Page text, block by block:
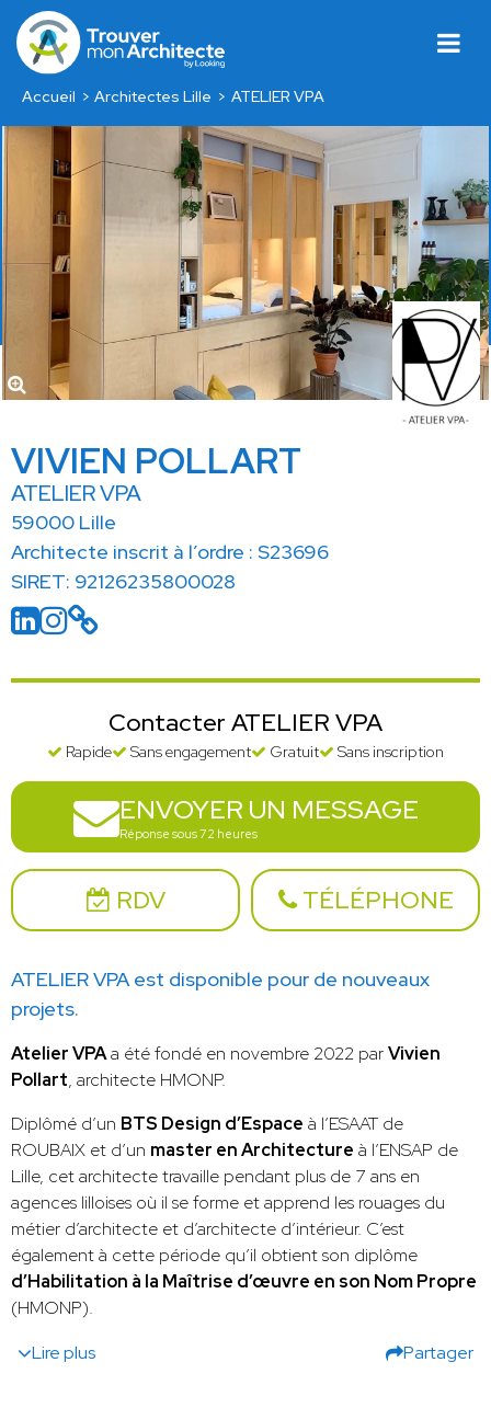
Accueil Architectes Lille ATELIER VPA
VIVIEN POLLART
ATELIER VPA
59000 Lille
Architecte inscrit à l’ordre : S23696
SIRET: 92126235800028
Contacter ATELIER VPA
Rapide Sans engagement Gratuit Sans inscription
ENVOYER UN MESSAGE
Réponse sous 72 heures
RDV TÉLÉPHONE
ATELIER VPA est disponible pour de nouveaux
projets.
Atelier VPAa été fondé en novembre 2022 parVivien
Pollart, architecte HMONP.
Diplômé d’un BTS Design d’Espace à l’ESAAT de
ROUBAIX et d’un master en Architecture à l’ENSAP de
Lille, cet architecte travaille pendant plus de 7 ans en
agences lilloises où il se forme et apprend les rouages du
métier d’architecte et d’architecte d’intérieur. C’est
également à cette période qu’il obtient son diplôme
d’Habilitation à la Maîtrise d’œuvre en son Nom Propre
(HMONP).
Lire plus
Partager